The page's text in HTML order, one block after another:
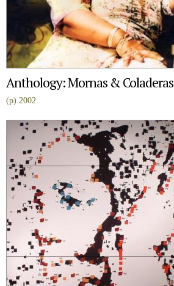
Anthology: Mornas & Coladeras
(p) 2002